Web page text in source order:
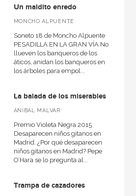
Un maldito enredo
MONCHO ALPUENTE
Soneto 18 de Moncho Alpuente
PESADILLA EN LA GRAN VÍA No
llueven los banqueros de los
áticos, anidan los banqueros en
los árboles para empol...
La balada de los miserables
ANÍBAL MALVAR
Premio Violeta Negra 2015
Desaparecen niños gitanos en
Madrid. ¿Por qué desaparecen
niños gitanos en Madrid? Pepe
O’Hara se lo pregunta al...
Trampa de cazadores